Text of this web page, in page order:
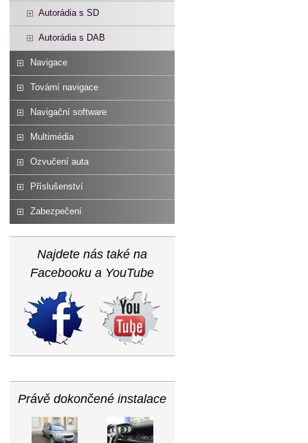
Autorádia s SD
Autorádia s DAB
Navigace
Tovární navigace
Navigační software
Multimédia
Ozvučení auta
Příslušenství
Zabezpečení
Najdete nás také na
Facebooku a YouTube
Právě dokončené instalace